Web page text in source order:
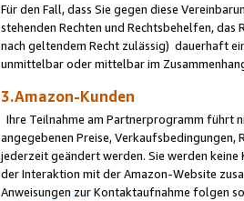
Für den Fall, dass Sie gegen diese
stehenden Rechten und Rechtsbehelfen,
nach geltendem Recht zulässig) dauerhaft
unmittelbar oder mittelbar im
3.Amazon-Kunden
Ihre Teilnahme am Partnerprogramm führt
angegebenen Preise,
jederzeit geändert werden. Sie werden
der Interaktion mit der Amazon-Website
Anweisungen zur Kontaktaufnahme folgen